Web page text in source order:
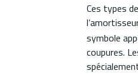
Ces types
symbole
coupures.